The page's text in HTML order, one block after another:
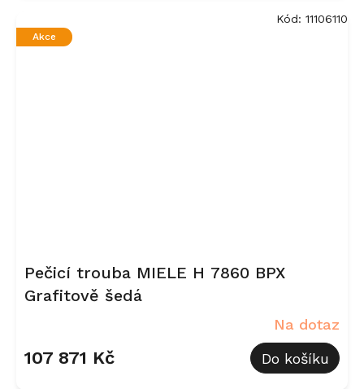
Akce
Pečicí trouba MIELE H 7860 BPX
Grafitově šedá
Na dotaz
107 871 Kč Do košíku
Kód: 11106110